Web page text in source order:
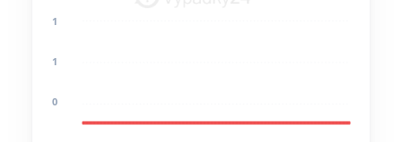
1
1
0